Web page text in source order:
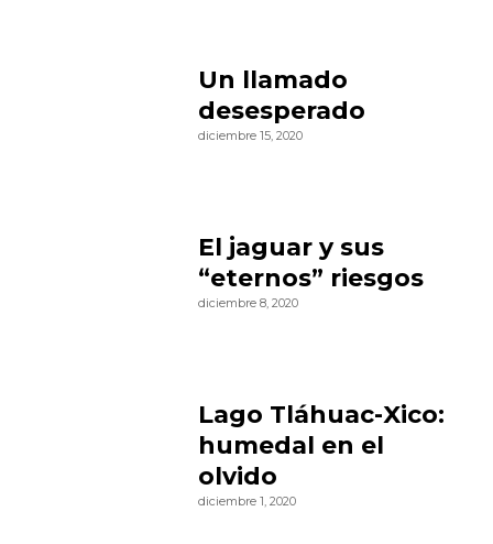
Un llamado
desesperado
diciembre 15, 2020
El jaguar y sus
“eternos” riesgos
diciembre 8, 2020
Lago Tláhuac-Xico:
humedal en el
olvido
diciembre 1, 2020